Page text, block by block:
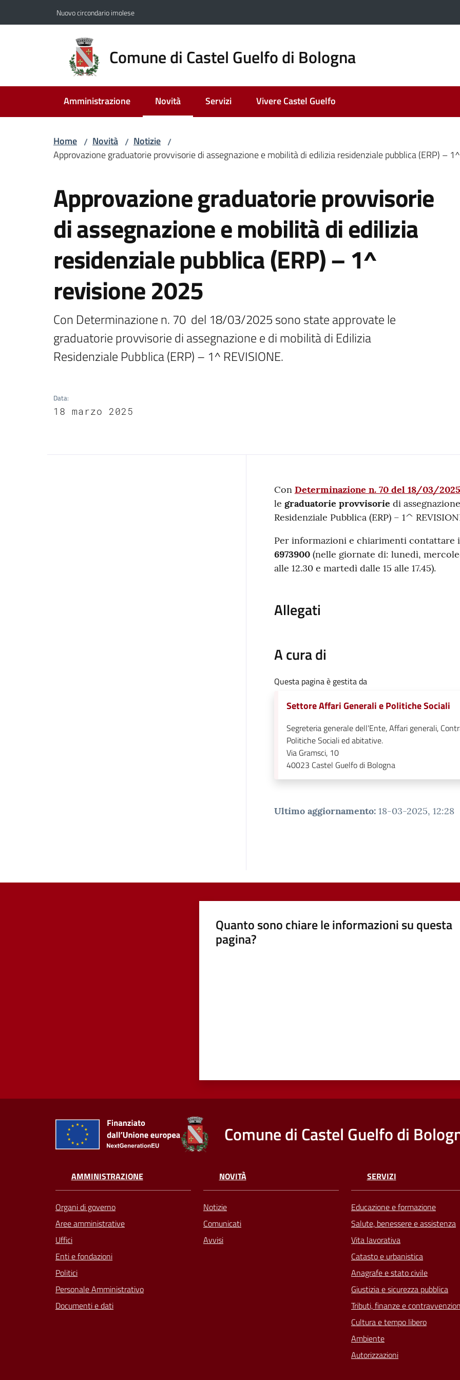
Nuovo circondario imolese
Comune di Castel Guelfo di Bologna
Amministrazione Novità
Menu selezionato
Servizi Vivere Castel Guelfo
Home / Novità / Notizie /
Approvazione graduatorie provvisorie di assegnazione e mobilità di edilizia residenziale pubblica (ERP) –
Approvazione graduatorie provvisorie
di assegnazione e mobilità di edilizia
residenziale pubblica (ERP) – 1^
revisione 2025
Con Determinazione n. 70  del 18/03/2025 sono state approvate le
graduatorie provvisorie di assegnazione e di mobilità di Edilizia
Residenziale Pubblica (ERP) – 1^ REVISIONE.
Data:
18 marzo 2025
Contenuto
Con Determinazione n. 70 del 18/03/2025
le graduatorie provvisorie di
Residenziale Pubblica (ERP) – 1^
Per informazioni e chiarimenti contattare
6973900(nelle giornate di: lunedì,
alle 12.30 e martedì dalle 15 alle 17.45).
Allegati
A cura di
Questa pagina è gestita da
Settore Affari Generali e Politiche Sociali
Segreteria generale dell'Ente, Affari generali,
Politiche Sociali ed abitative.
Via Gramsci, 10
40023 Castel Guelfo di Bologna
Ultimo aggiornamento: 18-03-2025, 12:28
Quanto sono chiare le informazioni su questa
pagina?
Comune di Castel Guelfo di
AMMINISTRAZIONE
Organi di governo
Aree amministrative
Uffici
Enti e fondazioni
Politici
Personale Amministrativo
Documenti e dati
NOVITÀ
Notizie
Comunicati
Avvisi
SERVIZI
Educazione e formazione
Salute, benessere e assistenza
Vita lavorativa
Catasto e urbanistica
Anagrafe e stato civile
Giustizia e sicurezza pubblica
Tributi, finanze e
Cultura e tempo libero
Ambiente
Autorizzazioni